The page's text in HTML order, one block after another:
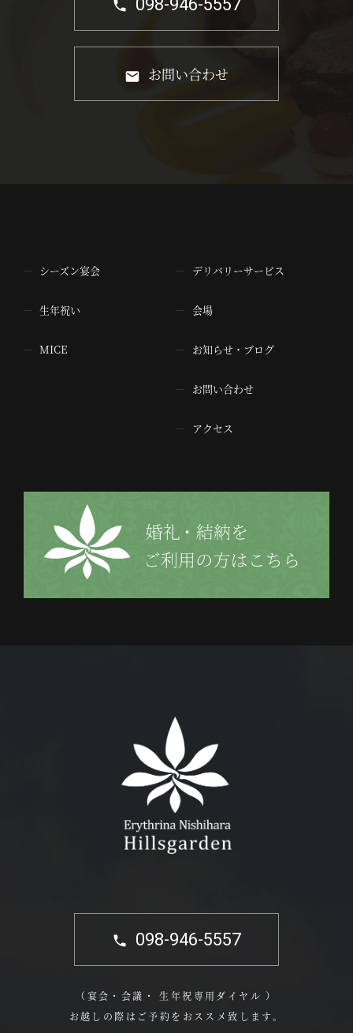
098-946-5557
お問い合わせ
シーズン宴会
生年祝い
MICE
デリバリーサービス
会場
お知らせ・ブログ
お問い合わせ
アクセス
098-946-5557
（宴会・会議・ 生年祝専用ダイヤル ）
お越しの際はご予約をおススメ致します。